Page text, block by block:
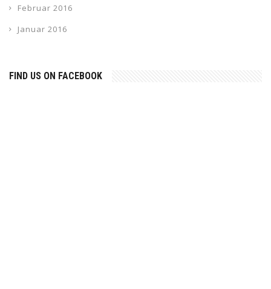
Februar 2016
Januar 2016
FIND US ON FACEBOOK